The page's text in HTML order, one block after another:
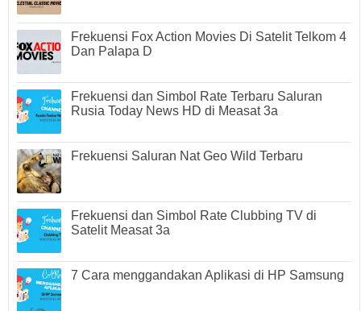
Frekuensi Fox Action Movies Di Satelit Telkom 4
Dan Palapa D
Frekuensi dan Simbol Rate Terbaru Saluran
Rusia Today News HD di Measat 3a
Frekuensi Saluran Nat Geo Wild Terbaru
Frekuensi dan Simbol Rate Clubbing TV di
Satelit Measat 3a
7 Cara menggandakan Aplikasi di HP Samsung